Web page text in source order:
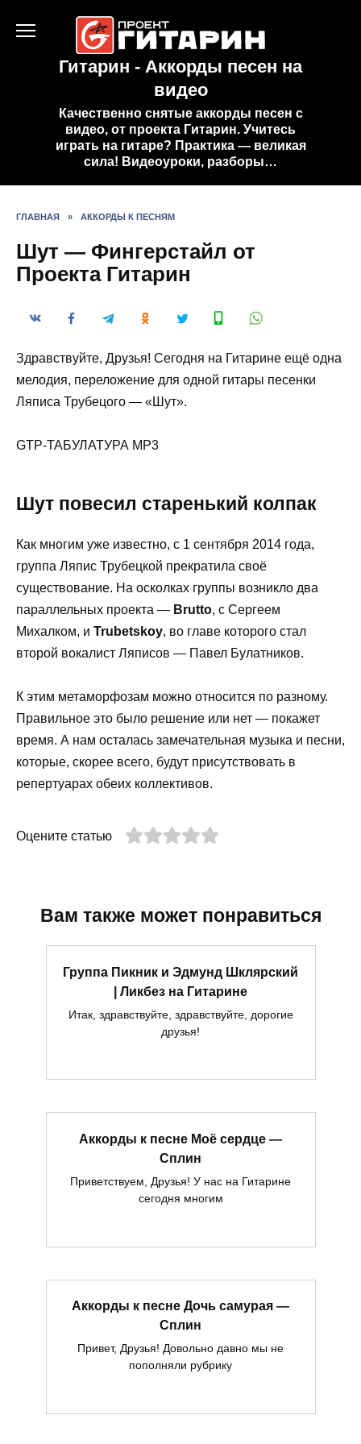
Гитарин - Аккорды песен на
видео
Качественно снятые аккорды песен с
видео, от проекта Гитарин. Учитесь
играть на гитаре? Практика — великая
сила! Видеоуроки, разборы…
ГЛАВНАЯ » АККОРДЫ К ПЕСНЯМ
Шут — Фингерстайл от
Проекта Гитарин
Здравствуйте, Друзья! Сегодня на Гитарине ещё одна
мелодия, переложение для одной гитары песенки
Ляписа Трубецого — «Шут».
GTP-ТАБУЛАТУРА MP3
Шут повесил старенький колпак
Как многим уже известно, с 1 сентября 2014 года,
группа Ляпис Трубецкой прекратила своё
существование. На осколках группы возникло два
параллельных проекта — Brutto, c Сергеем
Михалком, и Trubetskoy, во главе которого стал
второй вокалист Ляписов — Павел Булатников.
К этим метаморфозам можно относится по разному.
Правильное это было решение или нет — покажет
время. А нам осталась замечательная музыка и песни,
которые, скорее всего, будут присутствовать в
репертуарах обеих коллективов.
Оцените статью
Вам также может понравиться
Группа Пикник и Эдмунд Шклярский
| Ликбез на Гитарине
Итак, здравствуйте, здравствуйте, дорогие
друзья!
Аккорды к песне Моё сердце —
Сплин
Приветствуем, Друзья! У нас на Гитарине
сегодня многим
Аккорды к песне Дочь самурая —
Сплин
Привет, Друзья! Довольно давно мы не
пополняли рубрику